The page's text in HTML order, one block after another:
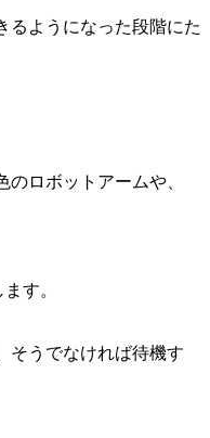
るようになった段階にた
ロボットアームや、
す。
そうでなければ待機す